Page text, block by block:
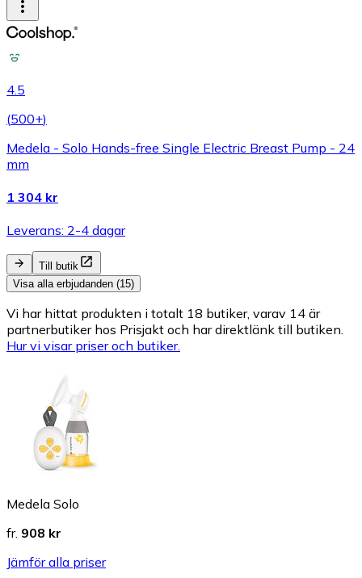
4.5
(500+)
Medela - Solo Hands-free Single Electric Breast Pump - 24
mm
1 304 kr
Leverans: 2-4 dagar
Till butik
Visa alla erbjudanden (15)
Vi har hittat produkten i totalt 18 butiker, varav 14 är
partnerbutiker hos Prisjakt och har direktlänk till butiken.
Hur vi visar priser och butiker.
Medela Solo
fr. 908 kr
Jämför alla priser